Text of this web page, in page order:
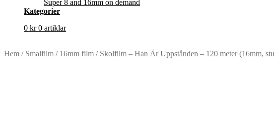
Super 8 and 16mm on demand
Kategorier
0 kr 0 artiklar
Hem / Smalfilm / 16mm film / Skolfilm – Han Är Uppstånden – 120 meter (16mm,